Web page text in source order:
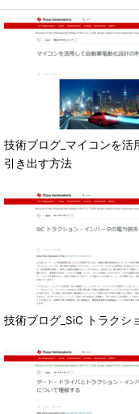
技術ブログ_マイコンを活
引き出す方法
技術ブログ_SiC トラクシ